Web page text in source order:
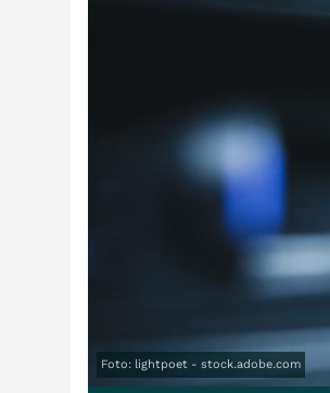
Foto: lightpoet - stock.adobe.com